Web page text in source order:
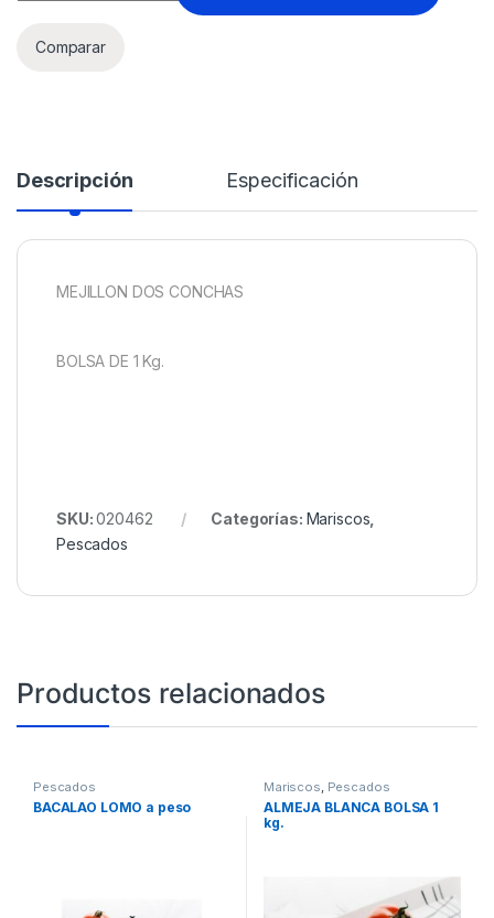
Comparar
Descripción Especificación
MEJILLON DOS CONCHAS
BOLSA DE 1 Kg.
SKU:020462 Categorías: Mariscos
Pescados
Productos relacionados
Pescados
BACALAO LOMO a peso
Mariscos Pescados
ALMEJA BLANCA BOLSA 1
kg.